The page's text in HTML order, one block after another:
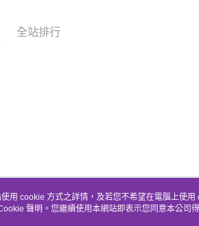
全站排行
於我們
用 cookie 方式之詳情，及若您不希望在電腦上使
聲明。您繼續使用本網站即表示您同意本公司